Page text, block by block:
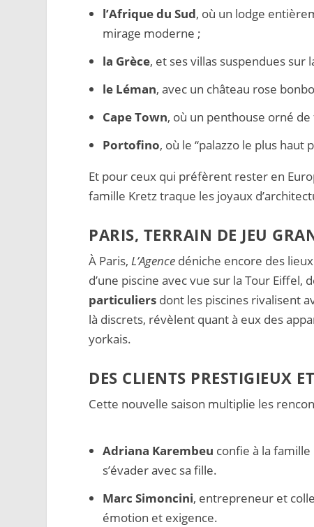
l’Afrique du Sud, où un lodge
mirage moderne ;
la Grèce, et ses villas suspendues sur
le Léman, avec un château rose
Cape Town, où un penthouse orné
Portofino, où le “palazzo le plus
Et pour ceux qui préfèrent rester en
famille Kretz traque les joyaux
PARIS, TERRAIN DE JEU
À Paris,L’Agence déniche encore des
d’une piscine avec vue sur la Tour Eiffel,
particuliers dont les piscines rivalisent
là discrets, révèlent quant à eux des
yorkais.
DES CLIENTS PRESTIGIEUX
Cette nouvelle saison multiplie les
Adriana Karembeu confie à la
s’évader avec sa fille.
Marc Simoncini, entrepreneur et
émotion et exigence.